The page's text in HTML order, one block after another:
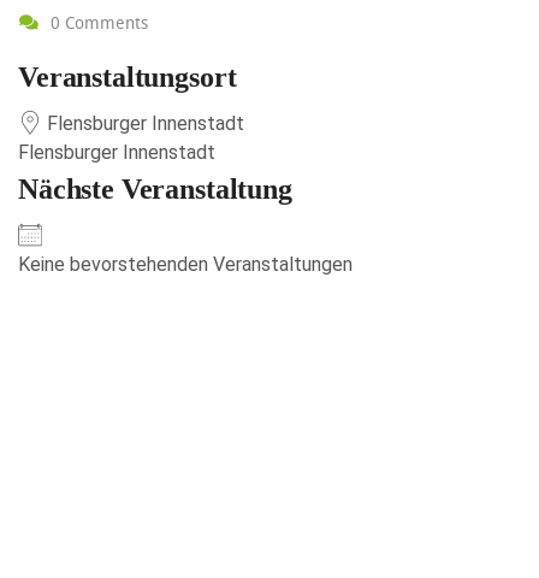
0 Comments
Veranstaltungsort
Flensburger Innenstadt
Flensburger Innenstadt
Nächste Veranstaltung
Keine bevorstehenden Veranstaltungen